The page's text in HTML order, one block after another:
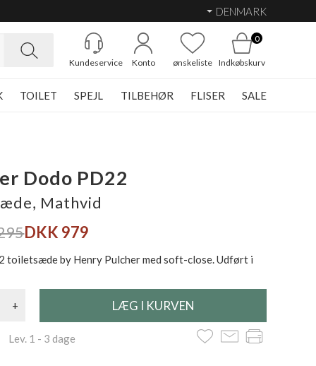
DENMARK
Kundeservice Konto ønskeliste
0
Indkøbskurv
TOILET SPEJL TILBEHØR FLISER SALE
Dodo PD22
Mathvid
DKK 979
toiletsæde by Henry Pulcher med soft-close. Udført i
+
1 - 3 dage